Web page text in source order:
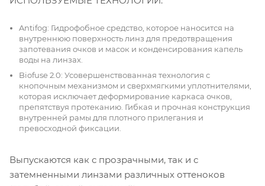
Antifog: Гидрофобное средство, которое наносится на
внутреннюю поверхность линз для предотвращения
запотевания очков и масок и конденсирования капель
воды на линзах.
Biofuse 2.0: Усовершенствованная технология с
кнопочным механизмом и сверхмягкими уплотнителями,
которая исключает деформирование каркаса очков,
препятствуя протеканию. Гибкая и прочная конструкция
внутренней рамы для плотного прилегания и
превосходной фиксации.
Выпускаются как с прозрачными, так и с
затемненными линзами различных оттеноков